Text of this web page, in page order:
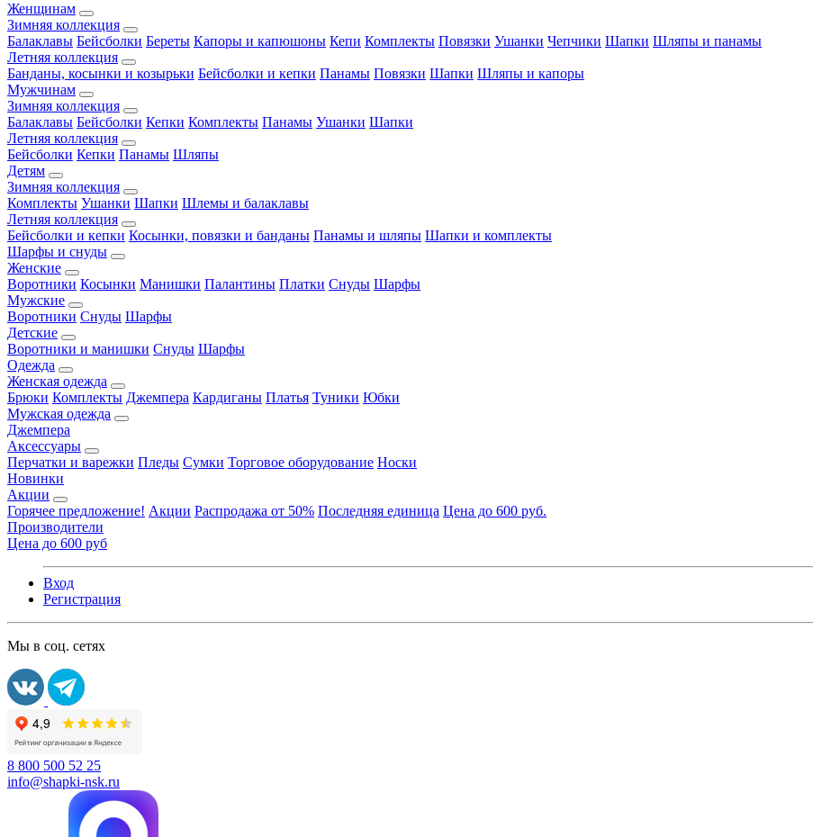
Женщинам
Зимняя коллекция
Балаклавы Бейсболки Береты Капоры и капюшоны Кепи Комплекты Повязки Ушанки Чепчики Шапки Шляпы и панамы
Летняя коллекция
Банданы, косынки и козырьки Бейсболки и кепки Панамы Повязки Шапки Шляпы и капоры
Мужчинам
Зимняя коллекция
Балаклавы Бейсболки Кепки Комплекты Панамы Ушанки Шапки
Летняя коллекция
Бейсболки Кепки Панамы Шляпы
Детям
Зимняя коллекция
Комплекты Ушанки Шапки Шлемы и балаклавы
Летняя коллекция
Бейсболки и кепки Косынки, повязки и банданы Панамы и шляпы Шапки и комплекты
Шарфы и снуды
Женские
Воротники Косынки Манишки Палантины Платки Снуды Шарфы
Мужские
Воротники Снуды Шарфы
Детские
Воротники и манишки Снуды Шарфы
Одежда
Женская одежда
Брюки Комплекты Джемпера Кардиганы Платья Туники Юбки
Мужская одежда
Джемпера
Аксессуары
Перчатки и варежки Пледы Сумки Торговое оборудование Носки
Новинки
Акции
Горячее предложение! Акции Распродажа от 50% Последняя единица Цена до 600 руб.
Производители
Цена до 600 руб
Вход
Регистрация
Мы в соц. сетях
8 800 500 52 25
info@shapki-nsk.ru